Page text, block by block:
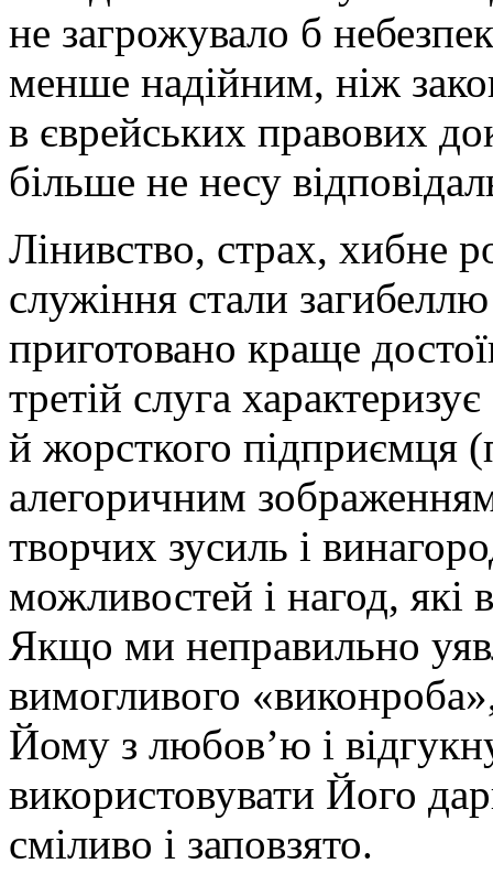
не загрожувало б
менше надійним, ніж
в єврейських правових
більше не несу
Лінивство, страх, хибне
служіння стали
приготовано краще
третій слуга
й жорсткого підприємця
алегоричним
творчих зусиль і
можливостей і нагод, які
Якщо ми неправильно
вимогливого
Йому з любов’ю і
використовувати Його
сміливо і заповзято.